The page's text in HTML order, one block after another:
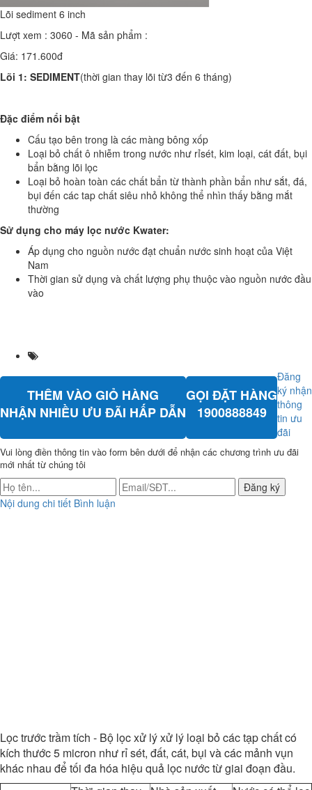
Lõi sediment 6 inch
Lượt xem : 3060 - Mã sản phẩm :
Giá: 171.600đ
Lõi 1: SEDIMENT(thời gian thay lõi từ3 đến 6 tháng)
Đặc điểm nổi bật
Cấu tạo bên trong là các màng bông xốp
Loại bỏ chất ô nhiễm trong nước như rỉsét, kim loại, cát đất, bụi
bẩn bằng lõi lọc
Loại bỏ hoàn toàn các chất bẩn từ thành phần bẩn như sắt, đá,
bụi đến các tap chất siêu nhỏ không thể nhìn thấy bằng mắt
thường
Sử dụng cho máy lọc nước Kwater:
Áp dụng cho nguồn nước đạt chuẩn nước sinh hoạt của Việt
Nam
Thời gian sử dụng và chất lượng phụ thuộc vào nguồn nước đầu
vào
THÊM VÀO GIỎ HÀNG
NHẬN NHIỀU ƯU ĐÃI HẤP DẪN
GỌI ĐẶT HÀNG
1900888849
Đăng
ký nhận
thông
tin ưu
đãi
Vui lòng điền thông tin vào form bên dưới để nhận các chương trình ưu đãi
mới nhất từ chúng tôi
Đăng ký
Nội dung chi tiết Bình luận
Lọc trước trầm tích - Bộ lọc xử lý xử lý loại bỏ các tạp chất có
kích thước 5 micron như rỉ sét, đất, cát, bụi và các mảnh vụn
khác nhau để tối đa hóa hiệu quả lọc nước từ giai đoạn đầu.